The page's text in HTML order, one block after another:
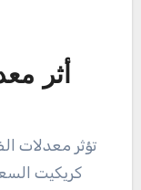
أثر
تؤثر معدلات
كريكيت